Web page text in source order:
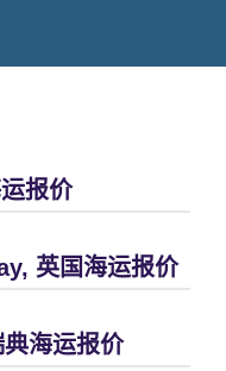
报价
英国海运报价
海运报价